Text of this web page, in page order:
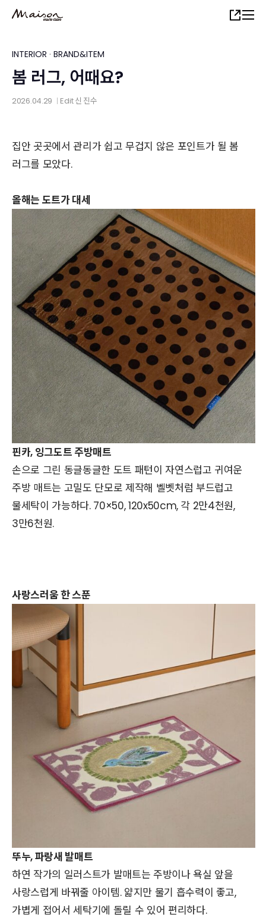
content
Share
INTERIOR · BRAND&ITEM
봄 러그, 어때요?
2026.04.29 Edit신 진수
집안 곳곳에서 관리가 쉽고 무겁지 않은 포인트가 될 봄
러그를 모았다.
올해는 도트가 대세
핀카, 잉그도트 주방매트
손으로 그린 동글동글한 도트 패턴이 자연스럽고 귀여운
주방 매트는 고밀도 단모로 제작해 벨벳처럼 부드럽고
물세탁이 가능하다. 70×50, 120x50cm, 각 2만4천원,
3만6천원.
사랑스러움 한 스푼
뚜누, 파랑새 발매트
하연 작가의 일러스트가 발매트는 주방이나 욕실 앞을
사랑스럽게 바꿔줄 아이템. 얇지만 물기 흡수력이 좋고,
가볍게 접어서 세탁기에 돌릴 수 있어 편리하다.